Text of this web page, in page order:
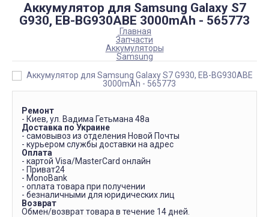
Аккумулятор для Samsung Galaxy S7
G930, EB-BG930ABE 3000mAh - 565773
Главная
Запчасти
Аккумуляторы
Samsung
Ремонт
- Киев, ул. Вадима Гетьмана 48а
Доставка по Украине
- самовывоз из отделения Новой Почты
- курьером службы доставки на адрес
Оплата
- картой Visa/MasterCard онлайн
- Приват24
- MonoBank
- оплата товара при получении
- безналичными для юридических лиц
Возврат
Обмен/возврат товара в течение 14 дней.